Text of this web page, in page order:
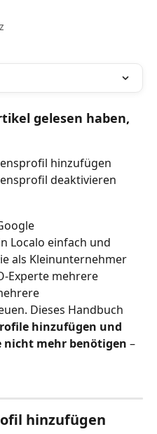
gelesen haben,
hinzufügen
deaktivieren
Localo einfach und
als Kleinunternehmer
mehrere
Dieses Handbuch
hinzufügen und
nicht mehr benötigen –
hinzufügen